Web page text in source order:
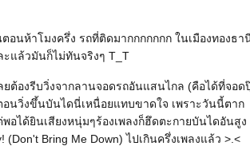
อนห้าโมงครึ่ง รถที่ติดมากกกกกกก ในเมืองทองธา
ะแล้วมันก็ไม่ทันจริงๆ T_T
ต้องรีบวิ่งจากลานจอดรถอันแสนไกล (คือได้ที่จอด
อนวิ่งขึ้นบันไดนี่เหนื่อยแทบขาดใจ เพราะวันนี้ตาก
ได้ยินเสียงหนุ่มๆร้องเพลงก็ฮึดตะกายบันไดอันสูง
Bring Me Down) ไปเกินครึ่งเพลงแล้ว >.<